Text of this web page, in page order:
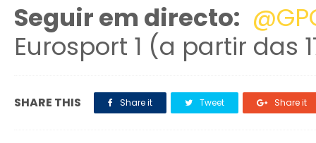
Seguir em directo:
Eurosport 1 (a partir das
SHARE THIS Share it Tweet Share it